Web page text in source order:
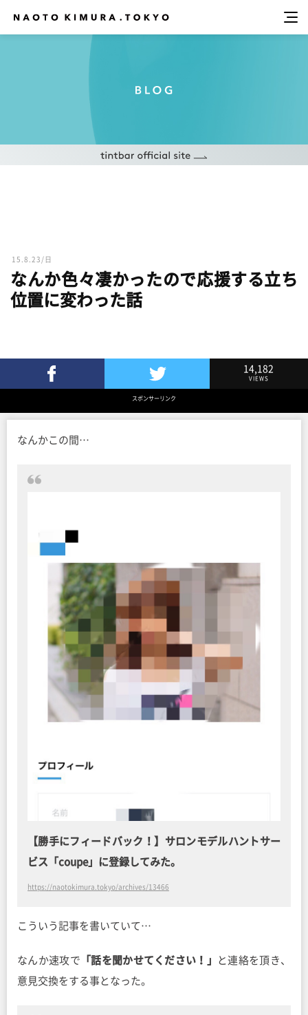
15.8.23/日
なんか色々凄かったので応援する立ち
位置に変わった話
Twitterでツイート
14,182
VIEWS
スポンサーリンク
なんかこの間…
【勝手にフィードバック！】サロンモデルハントサー
ビス「coupe」に登録してみた。
https://naotokimura.tokyo/archives/13466
こういう記事を書いていて…
なんか速攻で 「話を聞かせてください！」
と連絡を頂き、
意見交換をする事となった。